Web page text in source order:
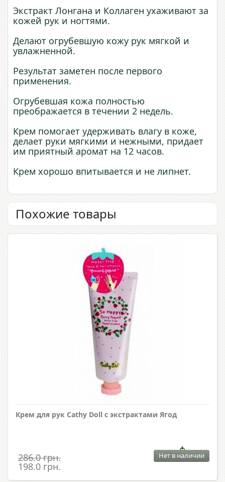
Экстракт Лонгана и Коллаген ухаживают за
кожей рук и ногтями.
Делают огрубевшую кожу рук мягкой и
увлажненной.
Результат заметен после первого
применения.
Огрубевшая кожа полностью
преображается в течении 2 недель.
Крем помогает удерживать влагу в коже,
делает руки мягкими и нежными, придает
им приятный аромат на 12 часов.
Крем хорошо впитывается и не липнет.
Похожие товары
Крем для рук Cathy Doll с экстрактами Ягод
286.0 грн.
198.0 грн.
Нет в наличии